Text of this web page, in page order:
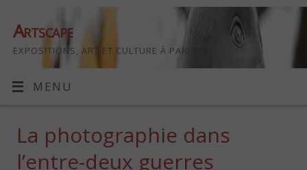
Artscape
EXPOSITIONS, ART ET CULTURE À PARIS
MENU
La photographie dans
l’entre-deux guerres